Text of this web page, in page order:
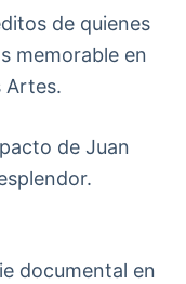
de quienes
memorable en
Artes.
de Juan
documental en